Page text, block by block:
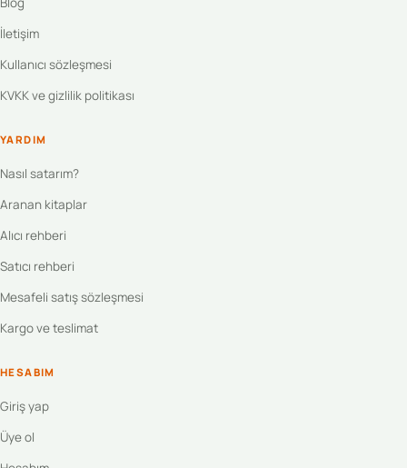
İletişim
Kullanıcı sözleşmesi
KVKK ve gizlilik politikası
YARDIM
Nasıl satarım?
Aranan kitaplar
Alıcı rehberi
Satıcı rehberi
Mesafeli satış sözleşmesi
Kargo ve teslimat
HESABIM
Giriş yap
Üye ol